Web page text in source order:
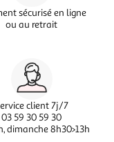
sécurisé en ligne
ou au retrait
client 7j/7
03 59 30 59 30
dimanche 8h30>13h